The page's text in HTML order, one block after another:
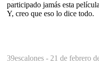
participado jamás esta
Y, creo que eso lo dice todo.
39escalones - 21 de febrero